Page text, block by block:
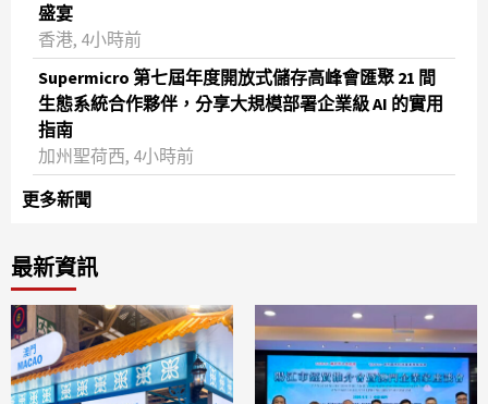
盛宴
香港, 4小時前
Supermicro 第七屆年度開放式儲存高峰會匯聚 21 間
生態系統合作夥伴，分享大規模部署企業級 AI 的實用
指南
加州聖荷西, 4小時前
更多新聞
最新資訊